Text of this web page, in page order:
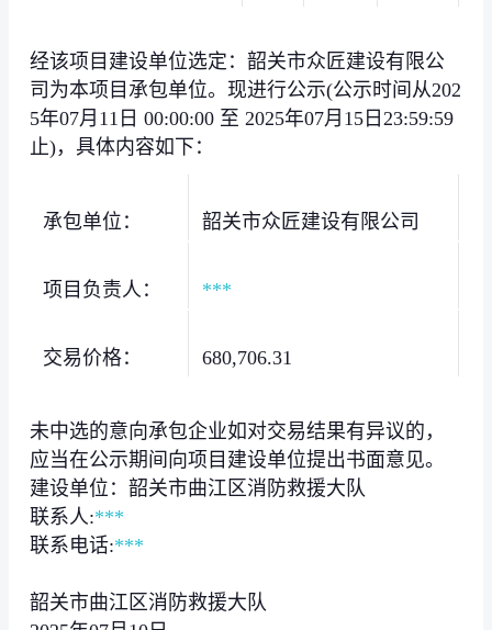
经该项目建设单位选定：韶关市众匠建设有限公
司为本项目承包单位。现进行公示(公示时间从202
5年07月11日 00:00:00 至 2025年07月15日23:59:59
止)，具体内容如下：
承包单位： 韶关市众匠建设有限公司
项目负责人： ***
交易价格： 680,706.31
未中选的意向承包企业如对交易结果有异议的，
应当在公示期间向项目建设单位提出书面意见。
建设单位：韶关市曲江区消防救援大队
联系人:***
联系电话:***
韶关市曲江区消防救援大队